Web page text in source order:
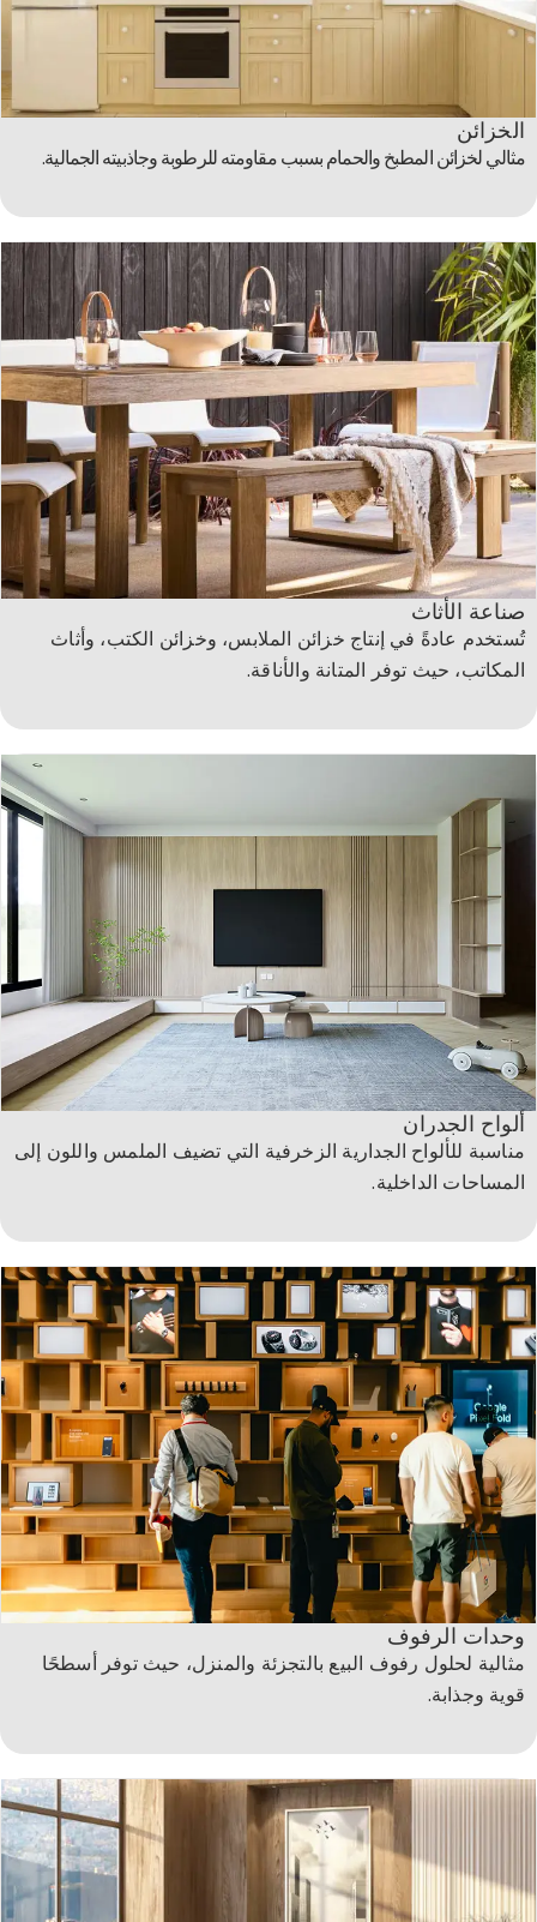
الخزائن
مثالي لخزائن المطبخ والحمام بسبب مقاومته للرطوبة وجاذبيته الجمالية.​
صناعة الأثاث
تُستخدم عادةً في إنتاج خزائن الملابس، وخزائن الكتب، وأثاث
المكاتب، حيث توفر المتانة والأناقة.
ألواح الجدران
مناسبة للألواح الجدارية الزخرفية التي تضيف الملمس واللون إلى
المساحات الداخلية.
وحدات الرفوف
مثالية لحلول رفوف البيع بالتجزئة والمنزل، حيث توفر أسطحًا
قوية وجذابة.​